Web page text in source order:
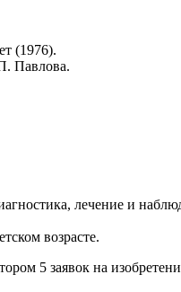
(1976).
Павлова.
лечение и
возрасте.
5 заявок на